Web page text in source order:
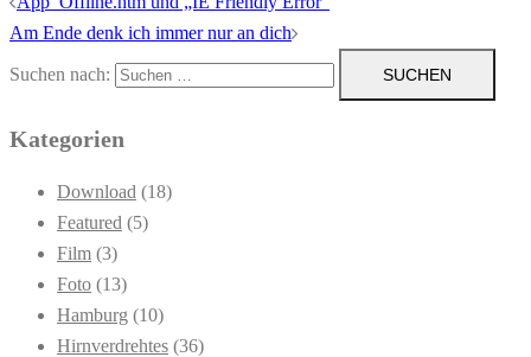
Am Ende denk ich immer nur an dich
Suchen nach:
Kategorien
Download (18)
Featured (5)
Film (3)
Foto (13)
Hamburg (10)
Hirnverdrehtes (36)